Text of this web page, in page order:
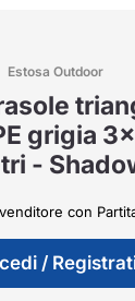
Estosa Outdoor
grigia
-
con
/